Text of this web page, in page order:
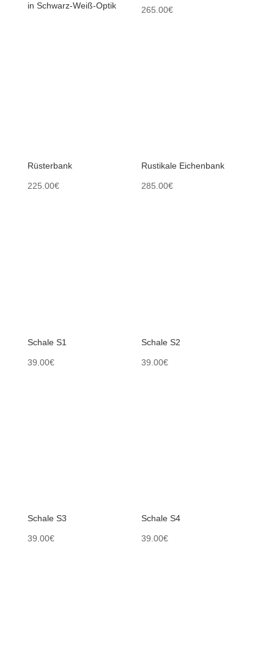
in Schwarz-Weiß-Optik
265.00€
Rüsterbank
225.00€
Rustikale Eichenbank
285.00€
Schale S1
39.00€
Schale S2
39.00€
Schale S3
39.00€
Schale S4
39.00€